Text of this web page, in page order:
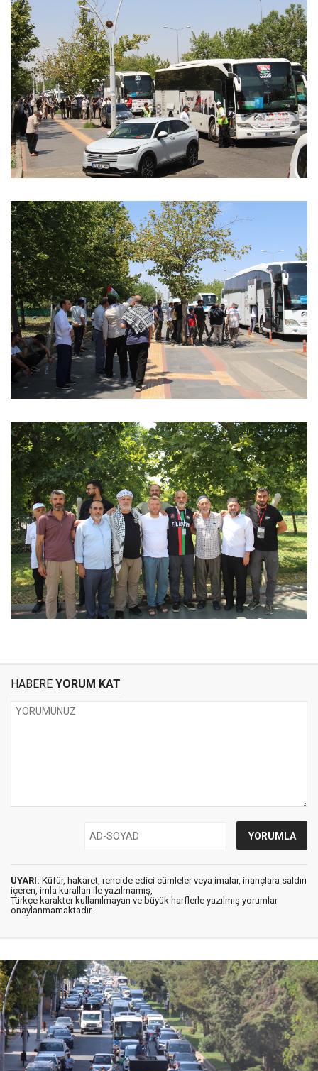
HABERE YORUM KAT
UYARI: Küfür, hakaret, rencide edici cümleler veya imalar, inançlara saldırı
içeren, imla kuralları ile yazılmamış,
Türkçe karakter kullanılmayan ve büyük harflerle yazılmış yorumlar
onaylanmamaktadır.